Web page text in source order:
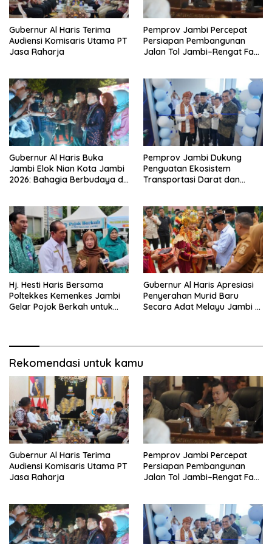
Gubernur Al Haris Terima
Audiensi Komisaris Utama PT
Jasa Raharja
Pemprov Jambi Percepat
Persiapan Pembangunan
Jalan Tol Jambi–Rengat Fase
Pengadaan Lahan
Gubernur Al Haris Buka
Jambi Elok Nian Kota Jambi
2026: Bahagia Berbudaya di
Pemprov Jambi Dukung
Penguatan Ekosistem
Transportasi Darat dan
Perhubungan Darat
Hj. Hesti Haris Bersama
Poltekkes Kemenkes Jambi
Gelar Pojok Berkah untuk
Gubernur Al Haris Apresiasi
Penyerahan Murid Baru
Secara Adat Melayu Jambi di
Rekomendasi untuk kamu
Gubernur Al Haris Terima
Audiensi Komisaris Utama PT
Jasa Raharja
Pemprov Jambi Percepat
Persiapan Pembangunan
Jalan Tol Jambi–Rengat Fase
Pengadaan Lahan